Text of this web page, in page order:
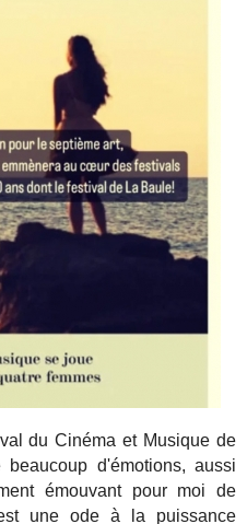
du Cinéma et Musique de
d'émotions, aussi
émouvant pour moi de
une ode à la puissance